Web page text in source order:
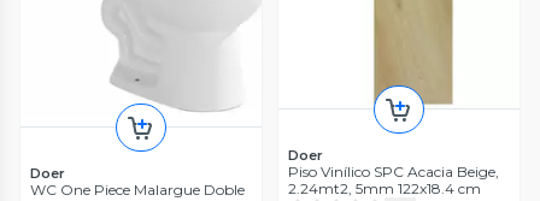
Doer
WC One Piece Malargue Doble
Doer
Piso Vinílico SPC Acacia Beige,
2.24mt2, 5mm 122x18.4 cm